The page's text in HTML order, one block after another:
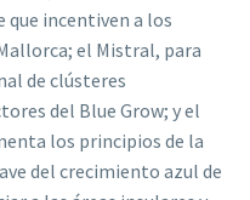
incentiven a los
el Mistral, para
de clústeres
del Blue Grow; y el
los principios de la
del crecimiento azul de